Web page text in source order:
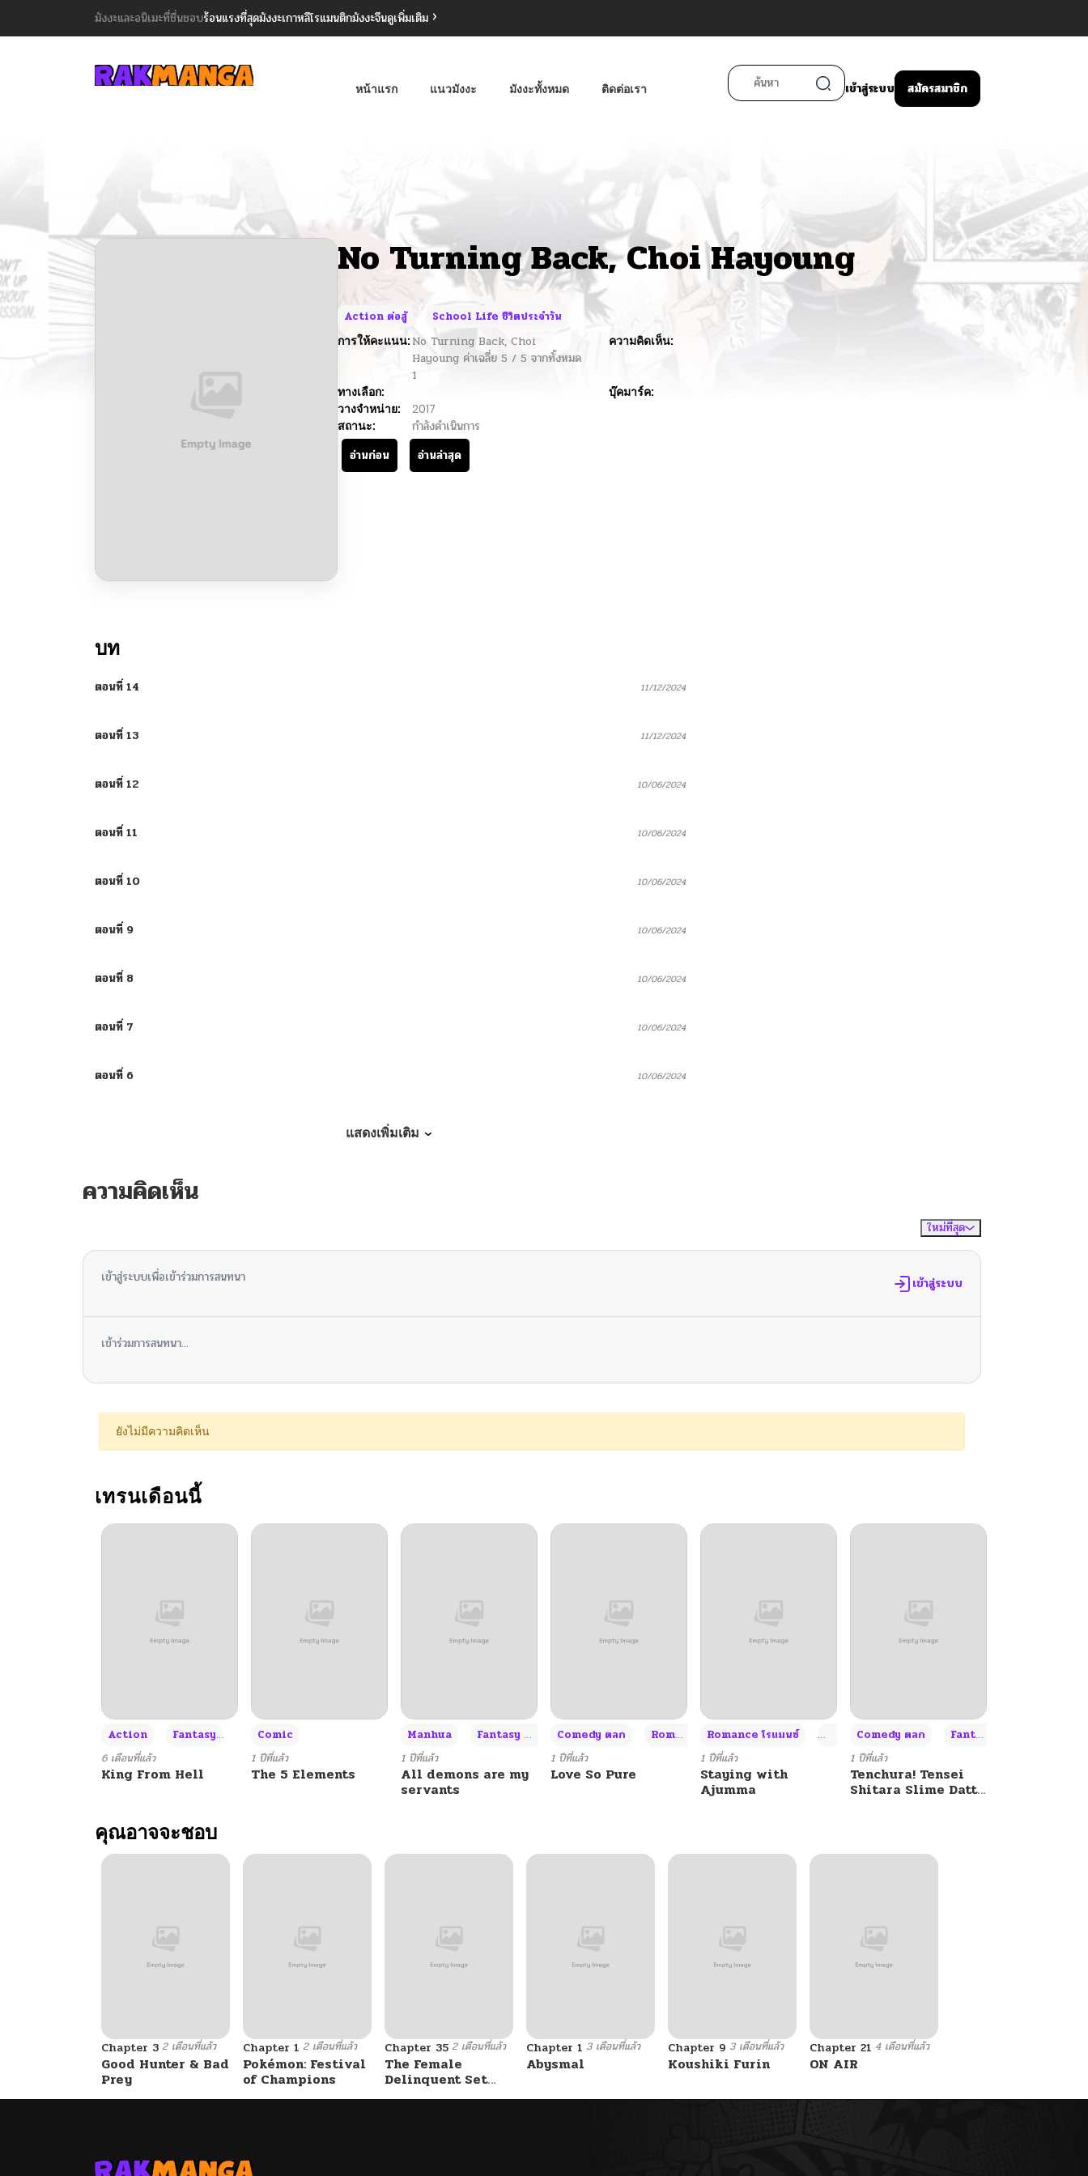
มังงะและอนิเมะที่ชื่นชอบร้อนแรงที่สุดมังงะเกาหลีโรแมนติกมังงะจีนดูเพิ่มเติม
หน้าแรก แนวมังงะ มังงะทั้งหมด ติดต่อเรา เข้าสู่ระบบ สมัครสมาชิก
No Turning Back, Choi Hayoung
Action ต่อสู้
School Life ชีวิตประจำวัน
การให้คะแนน: No Turning Back, Choi
Hayoung ค่าเฉลี่ย 5 / 5 จากทั้งหมด
1
ความคิดเห็น:
ทางเลือก:
บุ๊คมาร์ค:
วางจำหน่าย:
2017
สถานะ:
กำลังดำเนินการ
อ่านก่อน
อ่านล่าสุด
บท
ตอนที่ 14 11/12/2024
ตอนที่ 13 11/12/2024
ตอนที่ 12 10/06/2024
ตอนที่ 11 10/06/2024
ตอนที่ 10 10/06/2024
ตอนที่ 9 10/06/2024
ตอนที่ 8 10/06/2024
ตอนที่ 7 10/06/2024
ตอนที่ 6 10/06/2024
ตอนที่ 2
ตอนที่ 1 10/06/2024
แสดงเพิ่มเติม
ความคิดเห็น
ใหม่ที่สุด
เข้าสู่ระบบเพื่อเข้าร่วมการสนทนา เข้าสู่ระบบ
เข้าร่วมการสนทนา...
ยังไม่มีความคิดเห็น
เทรนเดือนนี้
Action Fantasy
6 เดือนที่แล้ว
King From Hell
Comic
1 ปีที่แล้ว
The 5 Elements
Manhua Fantasy แฟนตาซี +3
1 ปีที่แล้ว
All demons are my
servants
Comedy ตลก Romance โรแมนซ์ +4
1 ปีที่แล้ว
Love So Pure
Romance โรแมนซ์ Adult ผู้ใหญ่ +4
1 ปีที่แล้ว
Staying with
Ajumma
Comedy ตลก Fantasy แฟนตาซี
1 ปีที่แล้ว
Tenchura! Tensei
Shitara Slime Datta
คุณอาจจะชอบ
Chapter 3 2 เดือนที่แล้ว
Good Hunter & Bad
Prey
Chapter 1 2 เดือนที่แล้ว
Pokémon: Festival
of Champions
Chapter 35 2 เดือนที่แล้ว
The Female
Delinquent Set
Her Eyes On Me
Chapter 1 3 เดือนที่แล้ว
Abysmal
Chapter 9 3 เดือนที่แล้ว
Koushiki Furin
Chapter 21 4 เดือนที่แล้ว
ON AIR